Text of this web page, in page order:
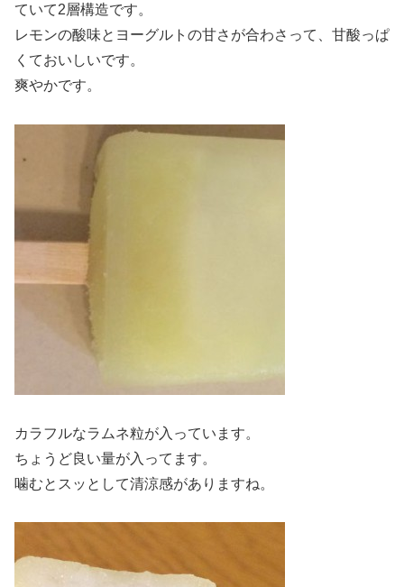
ていて2層構造です。
レモンの酸味とヨーグルトの甘さが合わさって、甘酸っぱ
くておいしいです。
爽やかです。
カラフルなラムネ粒が入っています。
ちょうど良い量が入ってます。
噛むとスッとして清涼感がありますね。